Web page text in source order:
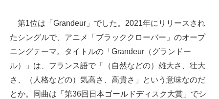
第1位は「Grandeur」でした。2021年にリリースされ
たシングルで、アニメ「ブラッククローバー」のオープ
ニングテーマ。タイトルの「Grandeur（グランドー
ル）」は、フランス語で「（自然などの）雄大さ、壮大
さ、（人格などの）気高さ、高貴さ」という意味なのだ
とか。同曲は「第36回日本ゴールドディスク大賞」でシ